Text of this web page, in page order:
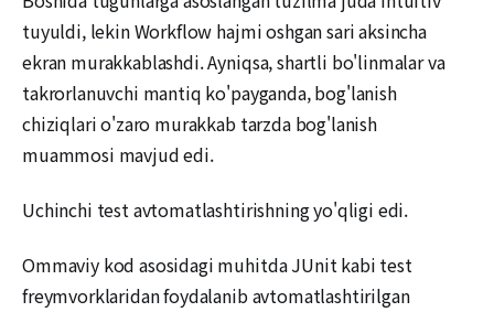
tuyuldi, lekin Workflow hajmi oshgan sari aksincha
ekran murakkablashdi. Ayniqsa, shartli bo'linmalar va
takrorlanuvchi mantiq ko'payganda, bog'lanish
chiziqlari o'zaro murakkab tarzda bog'lanish
muammosi mavjud edi.
Uchinchi test avtomatlashtirishning yo'qligi edi.
Ommaviy kod asosidagi muhitda JUnit kabi test
freymvorklaridan foydalanib avtomatlashtirilgan